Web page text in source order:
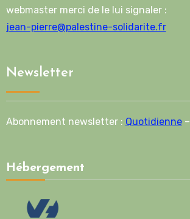
webmaster merci de le lui signaler :
jean-pierre@palestine-solidarite.fr
Newsletter
Abonnement newsletter : Quotidienne–
Hébergement